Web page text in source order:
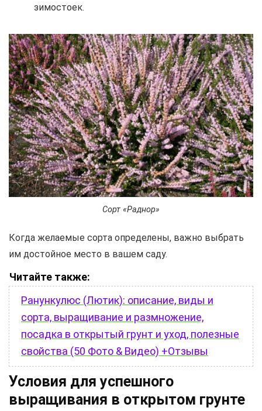
зимостоек.
Сорт «Раднор»
Когда желаемые сорта определены, важно выбрать
им достойное место в вашем саду.
Читайте также:
Ранункулюс (Лютик): описание, виды и
сорта, выращивание и размножение,
посадка в открытый грунт и уход, полезные
свойства (50 Фото & Видео) +Отзывы
Условия для успешного
выращивания в открытом грунте